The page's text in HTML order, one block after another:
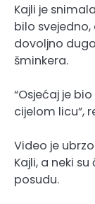
Kajli je
bilo
dovoljno
šminkera.
“Osjećaj je
cijelom licu”,
Video je
Kajli, a neki
posudu.